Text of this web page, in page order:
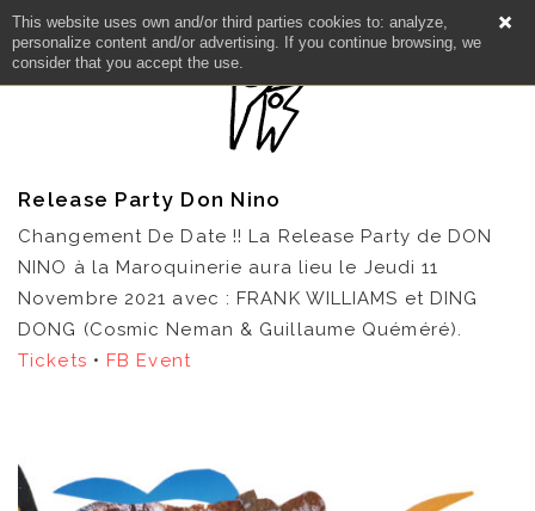
This website uses own and/or third parties cookies to: analyze,
personalize content and/or advertising. If you continue browsing, we
consider that you accept the use.
Release Party Don Nino
Changement De Date !! La Release Party de DON
NINO à la Maroquinerie aura lieu le Jeudi 11
Novembre 2021 avec : FRANK WILLIAMS et DING
DONG (Cosmic Neman & Guillaume Quéméré).
Tickets • FB Event